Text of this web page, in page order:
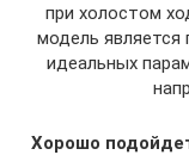
при холостом
модель является
идеальных
Хорошо